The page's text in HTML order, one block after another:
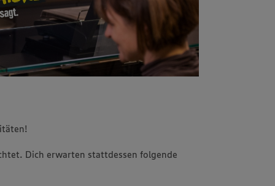
Dich erwarten stattdessen folgende